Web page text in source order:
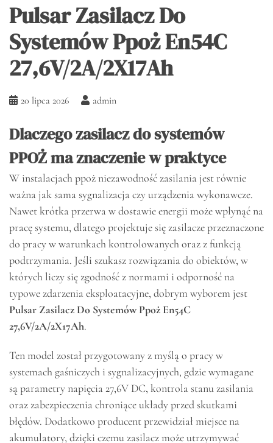
Pulsar Zasilacz Do
Systemów Ppoż En54C
27,6V/2A/2X17Ah
20 lipca 2026 admin
Dlaczego zasilacz do systemów
PPOŻ ma znaczenie w praktyce
W instalacjach ppoż niezawodność zasilania jest równie
ważna jak sama sygnalizacja czy urządzenia wykonawcze.
Nawet krótka przerwa w dostawie energii może wpłynąć na
pracę systemu, dlatego projektuje się zasilacze przeznaczone
do pracy w warunkach kontrolowanych oraz z funkcją
podtrzymania. Jeśli szukasz rozwiązania do obiektów, w
których liczy się zgodność z normami i odporność na
typowe zdarzenia eksploatacyjne, dobrym wyborem jest
Pulsar Zasilacz Do Systemów Ppoż En54C
27,6V/2A/2X17Ah.
Ten model został przygotowany z myślą o pracy w
systemach gaśniczych i sygnalizacyjnych, gdzie wymagane
są parametry napięcia 27,6V DC, kontrola stanu zasilania
oraz zabezpieczenia chroniące układy przed skutkami
błędów. Dodatkowo producent przewidział miejsce na
akumulatory, dzięki czemu zasilacz może utrzymywać